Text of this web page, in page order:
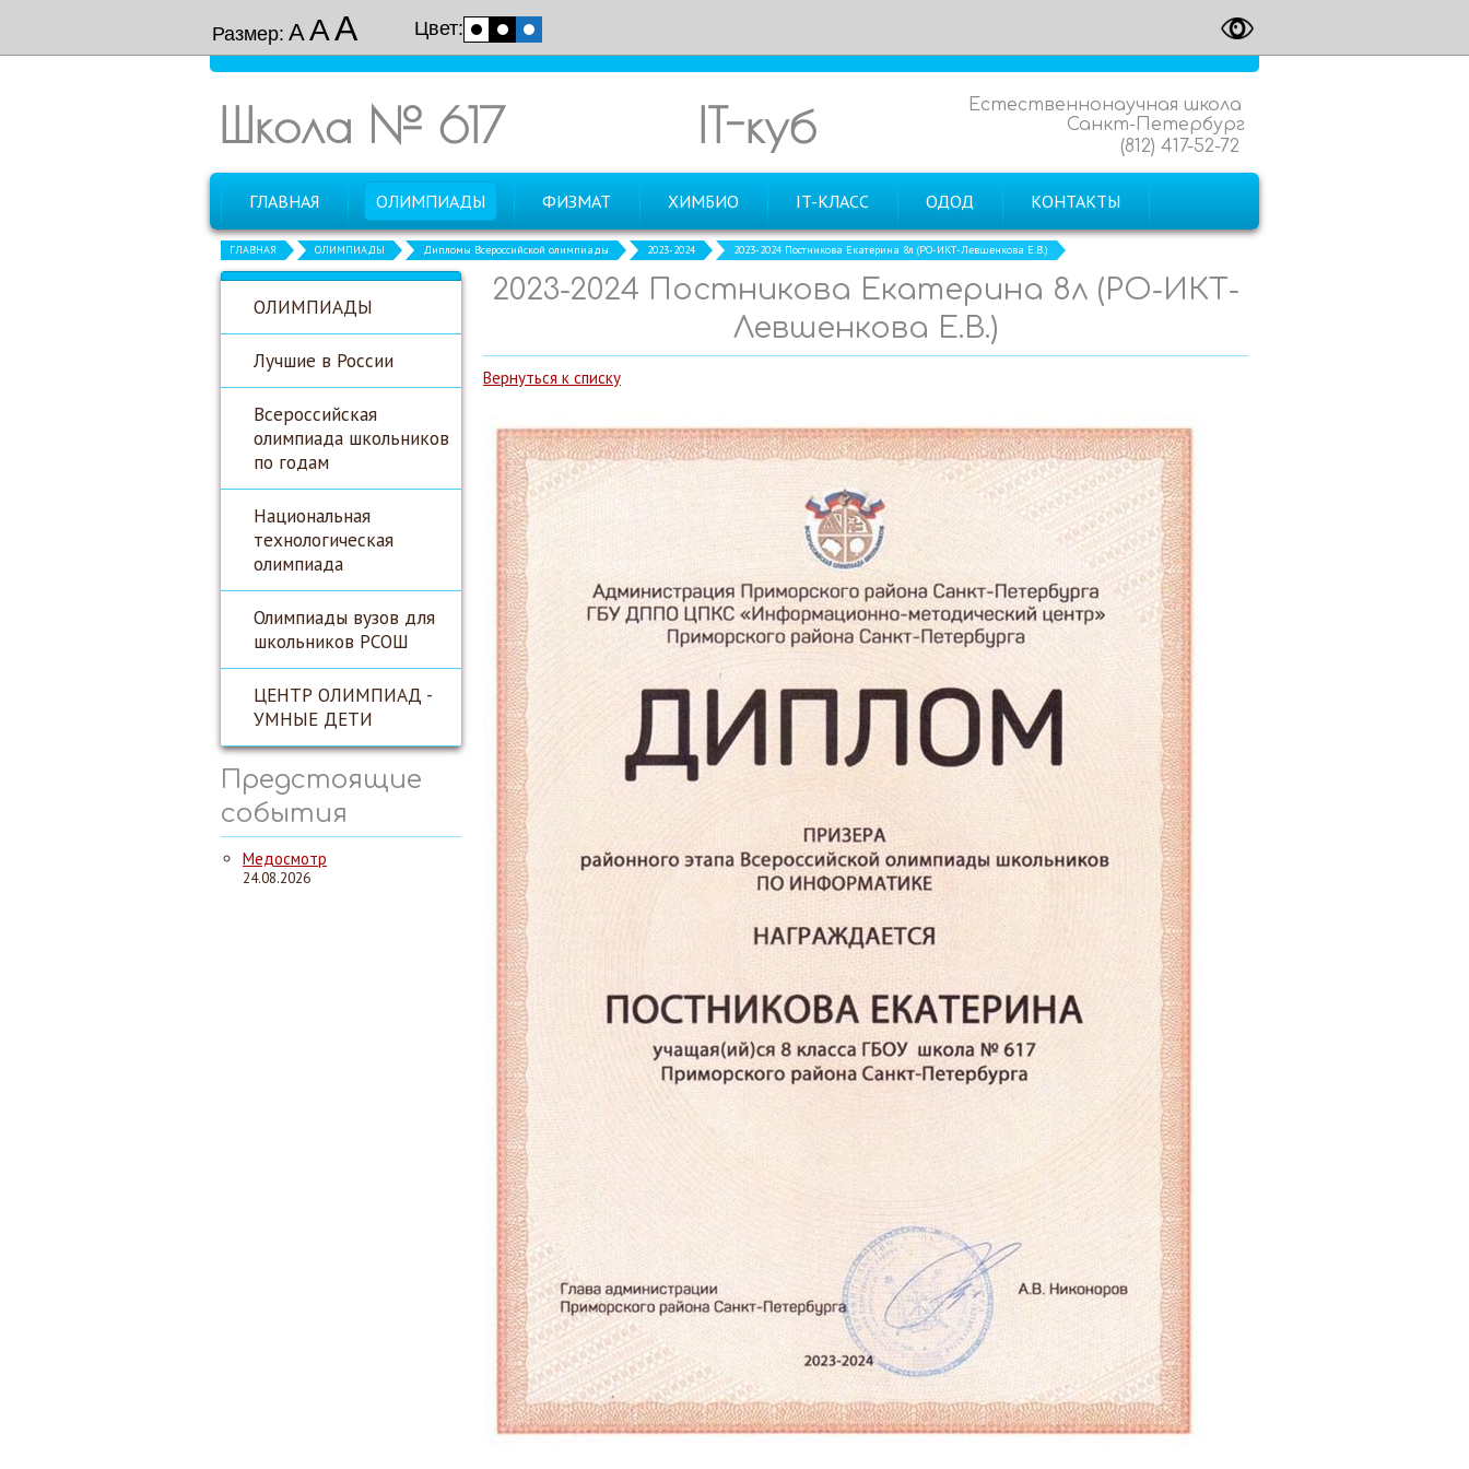
Размер: ААА Цвет:
Школа № 617
Естественнонаучная школа
Санкт-Петербург
(812) 417-52-72
IT-куб
ГЛАВНАЯ ОЛИМПИАДЫ ФИЗМАТ ХИМБИО IT-КЛАСС ОДОД КОНТАКТЫ
ГЛАВНАЯ ОЛИМПИАДЫ Дипломы Всероссийской олимпиады 2023-2024 2023-2024 Постникова Екатерина 8л (РО-ИКТ-Левшенкова Е.В.)
ОЛИМПИАДЫ
Лучшие в России
Всероссийская
олимпиада школьников
по годам
Национальная
технологическая
олимпиада
Олимпиады вузов для
школьников РСОШ
ЦЕНТР ОЛИМПИАД -
УМНЫЕ ДЕТИ
Предстоящие
события
Медосмотр
24.08.2026
2023-2024 Постникова Екатерина 8л (РО-ИКТ-
Левшенкова Е.В.)
Вернуться к списку